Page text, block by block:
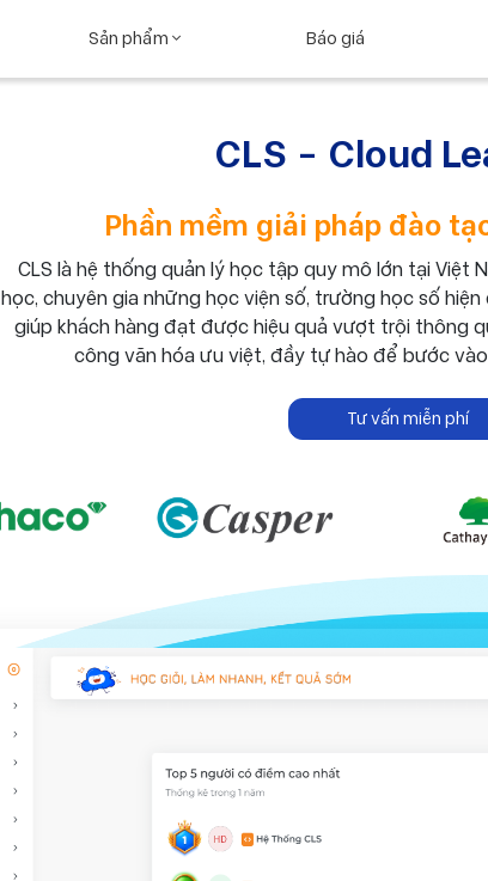
Sản phẩm Báo giá
CLS - Cloud
Phần mềm giải pháp đào
CLS là hệ thống quản lý học tập quy mô lớn tại Việt
học, chuyên gia những học viện số, trường học số
giúp khách hàng đạt được hiệu quả vượt trội thông
công văn hóa ưu việt, đầy tự hào để bước
Tư vấn miễn phí